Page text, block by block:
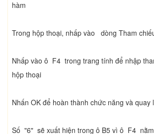
hàm
Trong hộp thoại, nhấp vào dòng Tham
Nhấp vào ô F4 trong trang tính để nhập
hộp thoại
Nhấn OK để hoàn thành chức năng và quay
Số "6" sẽ xuất hiện trong ô B5 vì ô F4